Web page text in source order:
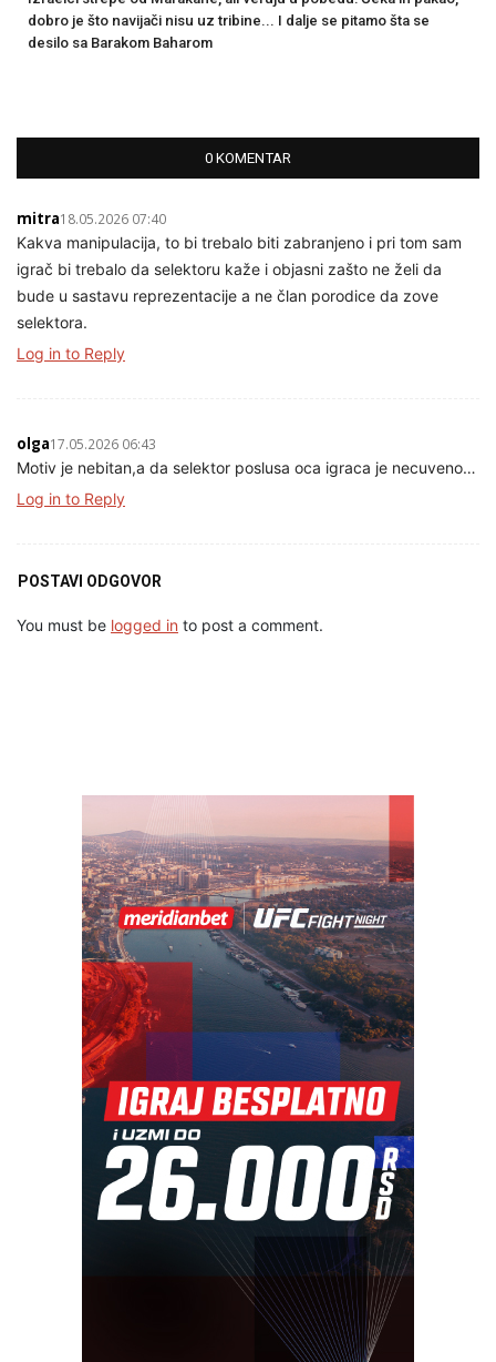
dobro je što navijači nisu uz tribine... I dalje se pitamo šta se
desilo sa Barakom Baharom
0 KOMENTAR
mitra18.05.2026 07:40
Kakva manipulacija, to bi trebalo biti zabranjeno i pri tom sam
igrač bi trebalo da selektoru kaže i objasni zašto ne želi da
bude u sastavu reprezentacije a ne član porodice da zove
selektora.
Log in to Reply
olga17.05.2026 06:43
Motiv je nebitan,a da selektor poslusa oca igraca je necuveno…
Log in to Reply
POSTAVI ODGOVOR
You must be logged in to post a comment.